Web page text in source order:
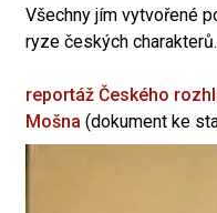
Všechny jím vytvořené
ryze českých charakterů.
reportáž Českého
Mošna (dokument ke